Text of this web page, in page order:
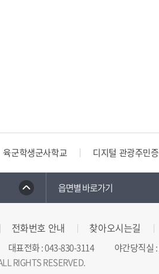
육군학생군사학교 디지털 관광주민증
읍면별 바로가기
전화번호 안내 찾아오시는길
대표전화:043-830-3114 야간당직실 :
RIGHTS RESERVED.